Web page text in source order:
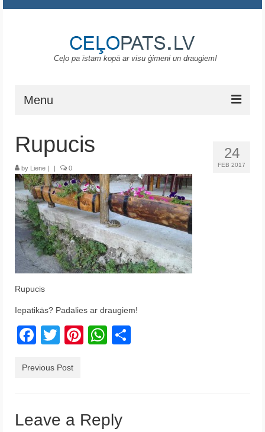
Ceļo pa īstam kopā ar visu ģimeni un draugiem!
Menu
Gruzija
Portugāle
ASV
Melnkalne
Grieķija
Austrija
Indonēzija
24
FEB 2017
Rupucis
by Liene | | 0
Rupucis
Iepatikās? Padalies ar draugiem!
Facebook
TwitterPinterest
WhatsApp
Previous Post
Leave a Reply